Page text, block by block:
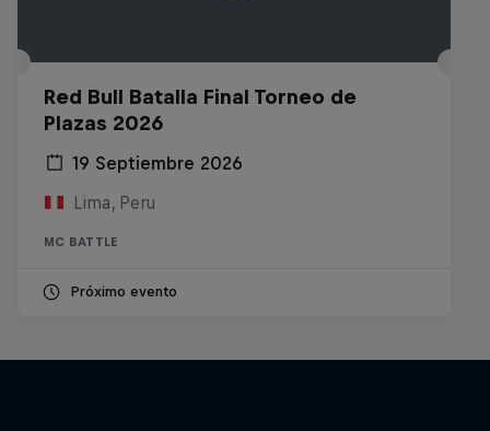
Red Bull Batalla Final Torneo de
Plazas 2026
19 Septiembre 2026
Lima, Peru
MC BATTLE
Próximo evento